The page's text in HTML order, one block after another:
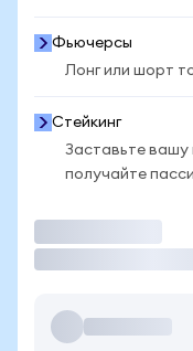
Фьючерсы
Лонг или шорт
Стейкинг
Заставьте вашу
получайте